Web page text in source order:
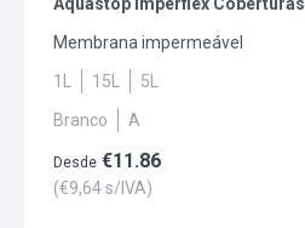
Membrana impermeável
1L
15L
5L
Branco
A
Desde €11.86
(€9,64s/IVA)